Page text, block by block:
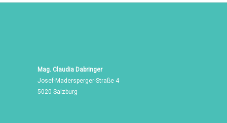
Mag. Claudia Dabringer
Josef-Madersperger-Straße 4
5020 Salzburg